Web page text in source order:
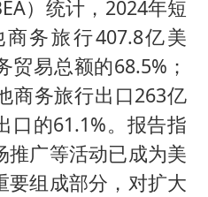
）统计，2024年短
务旅行407.8亿美
贸易总额的68.5%；
商务旅行出口263亿
口的61.1%。报告指
推广等活动已成为美
要组成部分，对扩大